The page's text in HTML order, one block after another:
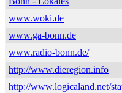
www.woki.de
www.ga-bonn.de
www.radio-bonn.de/
http://www.dieregion.info
http://www.logicaland.net/